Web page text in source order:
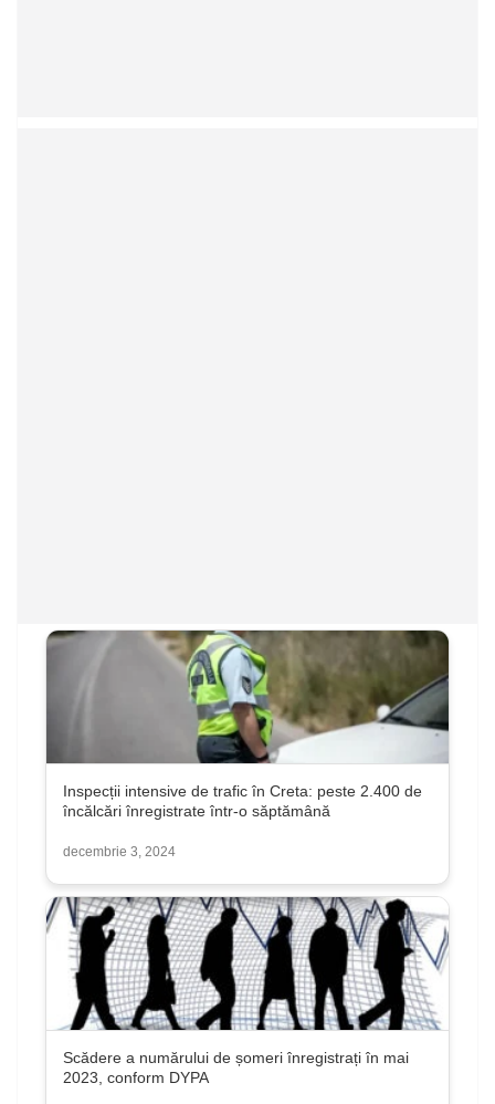
Inspecții intensive de trafic în Creta: peste 2.400 de
încălcări înregistrate într-o săptămână
decembrie 3, 2024
Scădere a numărului de șomeri înregistrați în mai
2023, conform DYPA